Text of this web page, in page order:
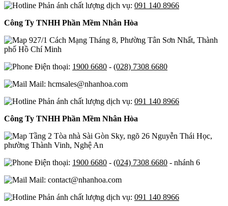
Phản ánh chất lượng dịch vụ: 091 140 8966
Công Ty TNHH Phần Mềm Nhân Hòa
927/1 Cách Mạng Tháng 8, Phường Tân Sơn Nhất, Thành
phố Hồ Chí Minh
Điện thoại: 1900 6680 - (028) 7308 6680
Mail: hcmsales@nhanhoa.com
Phản ánh chất lượng dịch vụ: 091 140 8966
Công Ty TNHH Phần Mềm Nhân Hòa
Tầng 2 Tòa nhà Sài Gòn Sky, ngõ 26 Nguyễn Thái Học,
phường Thành Vinh, Nghệ An
Điện thoại: 1900 6680 - (024) 7308 6680 - nhánh 6
Mail: contact@nhanhoa.com
Phản ánh chất lượng dịch vụ: 091 140 8966